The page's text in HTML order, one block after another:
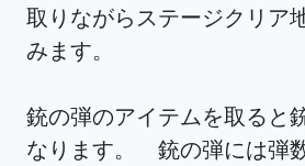
取りながらステージクリア
みます。
銃の弾のアイテムを取ると
なります。 銃の弾には弾